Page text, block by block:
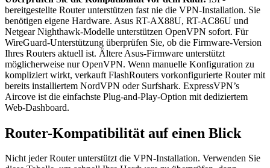
bereitgestellte Router unterstützen fast nie die VPN-Installation. Sie
benötigen eigene Hardware. Asus RT-AX88U, RT-AC86U und
Netgear Nighthawk-Modelle unterstützen OpenVPN sofort. Für
WireGuard-Unterstützung überprüfen Sie, ob die Firmware-Version
Ihres Routers aktuell ist. Ältere Asus-Firmware unterstützt
möglicherweise nur OpenVPN. Wenn manuelle Konfiguration zu
kompliziert wirkt, verkauft FlashRouters vorkonfigurierte Router mit
bereits installiertem NordVPN oder Surfshark. ExpressVPN’s
Aircove ist die einfachste Plug-and-Play-Option mit dediziertem
Web-Dashboard.
Router-Kompatibilität auf einen Blick
Nicht jeder Router unterstützt die VPN-Installation. Verwenden Sie